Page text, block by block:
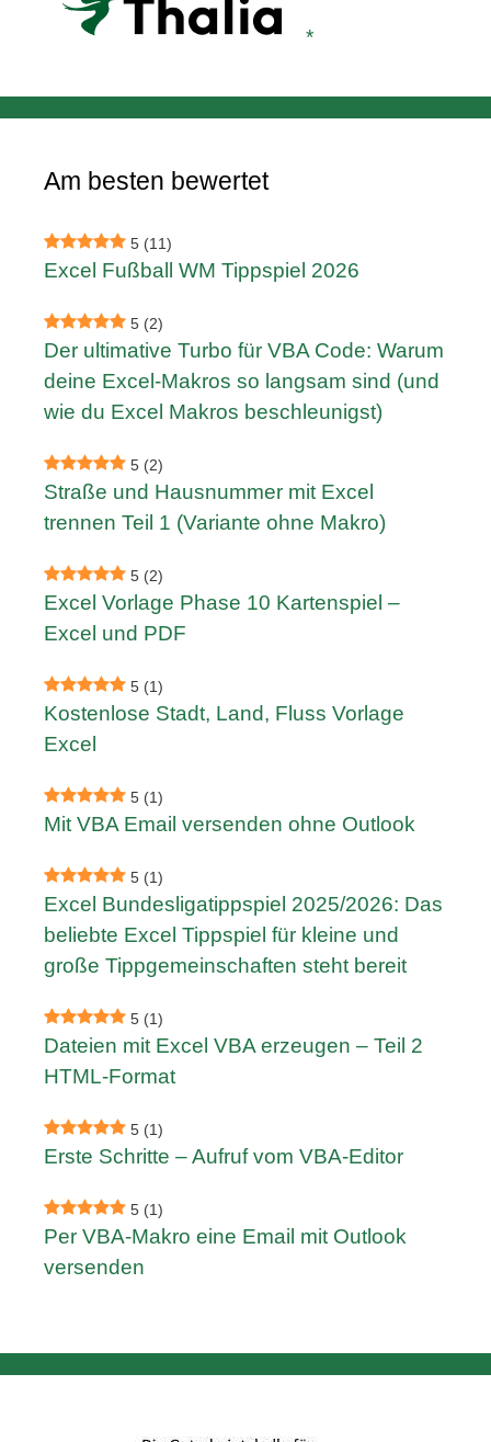
Am besten bewertet
5 (11)
Excel Fußball WM Tippspiel 2026
5 (2)
Der ultimative Turbo für VBA Code: Warum
deine Excel-Makros so langsam sind (und
wie du Excel Makros beschleunigst)
5 (2)
Straße und Hausnummer mit Excel
trennen Teil 1 (Variante ohne Makro)
5 (2)
Excel Vorlage Phase 10 Kartenspiel –
Excel und PDF
5 (1)
Kostenlose Stadt, Land, Fluss Vorlage
Excel
5 (1)
Mit VBA Email versenden ohne Outlook
5 (1)
Excel Bundesligatippspiel 2025/2026: Das
beliebte Excel Tippspiel für kleine und
große Tippgemeinschaften steht bereit
5 (1)
Dateien mit Excel VBA erzeugen – Teil 2
HTML-Format
5 (1)
Erste Schritte – Aufruf vom VBA-Editor
5 (1)
Per VBA-Makro eine Email mit Outlook
versenden